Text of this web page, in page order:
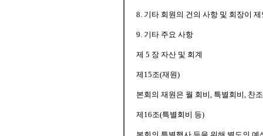
8. 기타 회원의 건의 사항 및 회장이
9. 기타 주요 사항
제 5 장 자산 및 회계
제15조(재원)
본회의 재원은 월 회비, 특별회비, 찬
제16조(특별회비 등)